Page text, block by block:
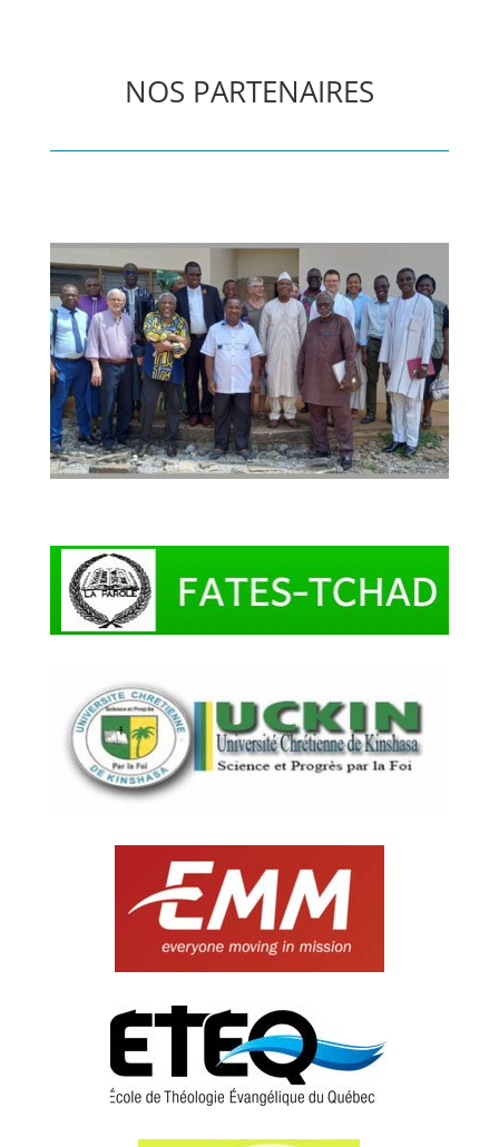
NOS PARTENAIRES